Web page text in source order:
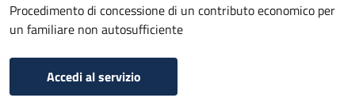
Procedimento di concessione di un contributo economico per
un familiare non autosufficiente
Accedi al servizio